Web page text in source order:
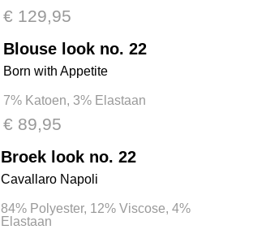
€ 129,95
Blouse look no. 22
Born with Appetite
7% Katoen, 3% Elastaan
€ 89,95
Broek look no. 22
Cavallaro Napoli
84% Polyester, 12% Viscose, 4%
Elastaan